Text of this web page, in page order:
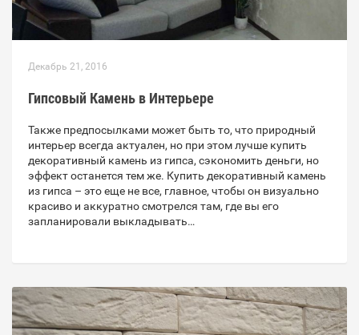
Декабрь 21, 2016
Гипсовый Камень в Интерьере
Также предпосылками может быть то, что природный
интерьер всегда актуален, но при этом лучше купить
декоративный камень из гипса, сэкономить деньги, но
эффект останется тем же. Купить декоративный камень
из гипса – это еще не все, главное, чтобы он визуально
красиво и аккуратно смотрелся там, где вы его
запланировали выкладывать…